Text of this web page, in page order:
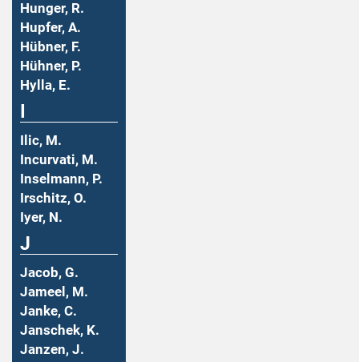
Hunger, R.
Hupfer, A.
Hübner, F.
Hühner, P.
Hylla, E.
Ilic, M.
Incurvati, M.
Inselmann, P.
Irschitz, O.
Iyer, N.
J
Jacob, G.
Jameel, M.
Janke, C.
Janschek, K.
Janzen, J.